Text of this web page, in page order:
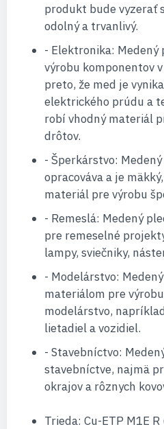
produkt bude vyzerať
odolný a trvanlivý.
- Elektronika: Medený
výrobu komponentov
preto, že med je
elektrického prúdu a
robí vhodný materiál
drôtov.
- Šperkárstvo:
opracováva a je
materiál pre výrobu
- Remeslá: Medený
pre remeselné
lampy, sviečniky,
- Modelárstvo:
materiálom pre
modelárstvo,
lietadiel a vozidiel.
- Stavebníctvo:
stavebníctve, najmä
okrajov a rôznych
Trieda: Cu-ETP M1E